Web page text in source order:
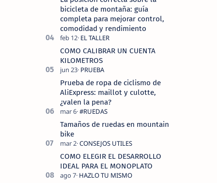
bicicleta de montaña: guía
completa para mejorar control,
comodidad y rendimiento
COMO CALIBRAR UN CUENTA
KILOMETROS
Prueba de ropa de ciclismo de
AliExpress: maillot y culotte,
¿valen la pena?
Tamaños de ruedas en mountain
bike
COMO ELEGIR EL DESARROLLO
IDEAL PARA EL MONOPLATO